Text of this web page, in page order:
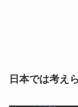
日本では考え